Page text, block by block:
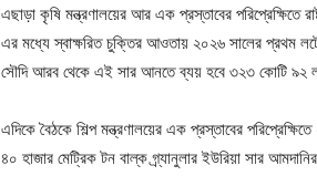
এছাড়া কৃষি মন্ত্রণালয়ের আর এক প্রস্তাবের পরিপ্রেক্ষিতে
এর মধ্যে স্বাক্ষরিত চুক্তির আওতায় ২০২৬ সালের প্রথম
সৌদি আরব থেকে এই সার আনতে ব্যয় হবে ৩২৩ কোটি ৯২
এদিকে বৈঠকে শিল্প মন্ত্রণালয়ের এক প্রস্তাবের
৪০ হাজার মেট্রিক টন বাল্ক গ্র্যানুলার ইউরিয়া সার